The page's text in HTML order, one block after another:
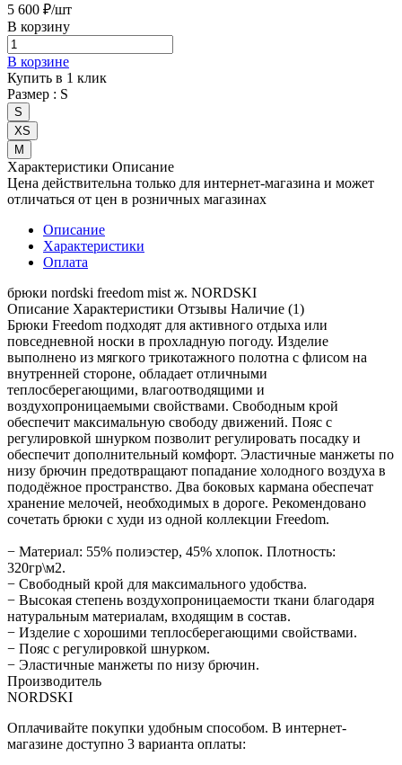
5 600 ₽/шт
В корзину
В корзине
Купить в 1 клик
Размер : S
S
XS
М
Характеристики Описание
Цена действительна только для интернет-магазина и может
отличаться от цен в розничных магазинах
Описание
Характеристики
Оплата
брюки nordski freedom mist ж. NORDSKI
Описание Характеристики Отзывы Наличие (1)
Брюки Freedom подходят для активного отдыха или
повседневной носки в прохладную погоду. Изделие
выполнено из мягкого трикотажного полотна с флисом на
внутренней стороне, обладает отличными
теплосберегающими, влагоотводящими и
воздухопроницаемыми свойствами. Свободным крой
обеспечит максимальную свободу движений. Пояс с
регулировкой шнурком позволит регулировать посадку и
обеспечит дополнительный комфорт. Эластичные манжеты по
низу брючин предотвращают попадание холодного воздуха в
пододёжное пространство. Два боковых кармана обеспечат
хранение мелочей, необходимых в дороге. Рекомендовано
сочетать брюки с худи из одной коллекции Freedom.
− Материал: 55% полиэстер, 45% хлопок. Плотность:
320гр\м2.
− Свободный крой для максимального удобства.
− Высокая степень воздухопроницаемости ткани благодаря
натуральным материалам, входящим в состав.
− Изделие с хорошими теплосберегающими свойствами.
− Пояс с регулировкой шнурком.
− Эластичные манжеты по низу брючин.
Производитель
NORDSKI
Оплачивайте покупки удобным способом. В интернет-
магазине доступно 3 варианта оплаты: